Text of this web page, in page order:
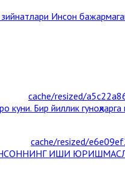
Инсон
куни. Бир йиллик
ИШИ